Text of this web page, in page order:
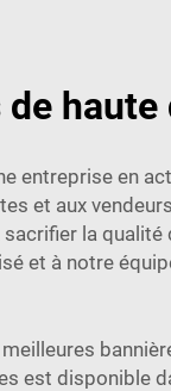
de
entreprise en
et aux
la
et à notre
est disponible